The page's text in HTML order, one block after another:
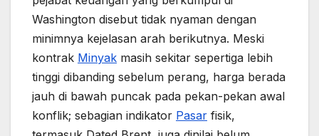
Washington disebut tidak nyaman dengan
minimnya kejelasan arah berikutnya. Meski
kontrak Minyak masih sekitar sepertiga lebih
tinggi dibanding sebelum perang, harga berada
jauh di bawah puncak pada pekan-pekan awal
konflik; sebagian indikator Pasar fisik,